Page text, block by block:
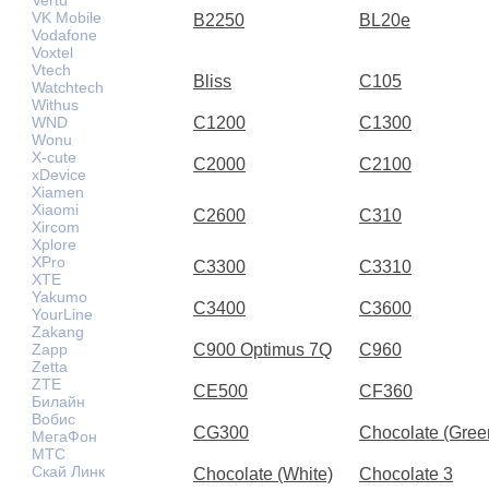
VK Mobile
Vodafone
Voxtel
Vtech
Watchtech
Withus
WND
Wonu
X-cute
xDevice
Xiamen
Xiaomi
Xircom
Xplore
XPro
XTE
Yakumo
YourLine
Zakang
Zapp
Zetta
ZTE
Билайн
Вобис
МегаФон
МТС
Скай Линк
B2250 BL20e
Bliss C105
C1200 C1300
C2000 C2100
C2600 C310
C3300 C3310
C3400 C3600
C900 Optimus 7Q C960
CE500 CF360
CG300 Chocolate
Chocolate (White) Chocolate 3